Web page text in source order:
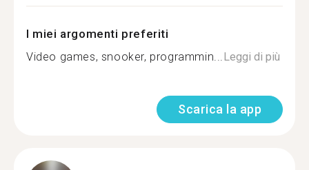
I miei argomenti preferiti
Video games, snooker, programmin...Leggi di più
Scarica la app